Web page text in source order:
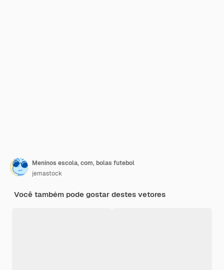
Meninos escola, com, bolas futebol
jemastock
Você também pode gostar destes vetores